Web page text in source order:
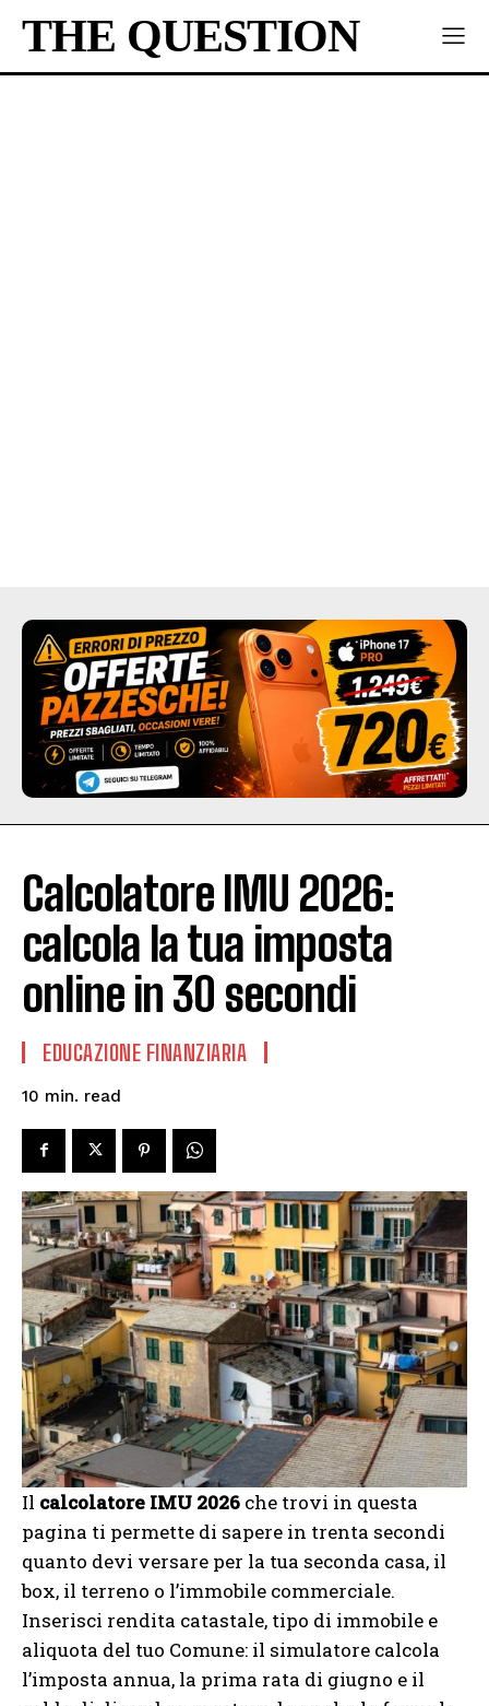
THE QUESTION
Calcolatore IMU 2026:
calcola la tua imposta
online in 30 secondi
EDUCAZIONE FINANZIARIA
10 min. read
Il calcolatore IMU 2026 che trovi in questa
pagina ti permette di sapere in trenta secondi
quanto devi versare per la tua seconda casa, il
box, il terreno o l’immobile commerciale.
Inserisci rendita catastale, tipo di immobile e
aliquota del tuo Comune: il simulatore calcola
l’imposta annua, la prima rata di giugno e il